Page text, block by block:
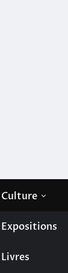
Culture
Expositions
Livres